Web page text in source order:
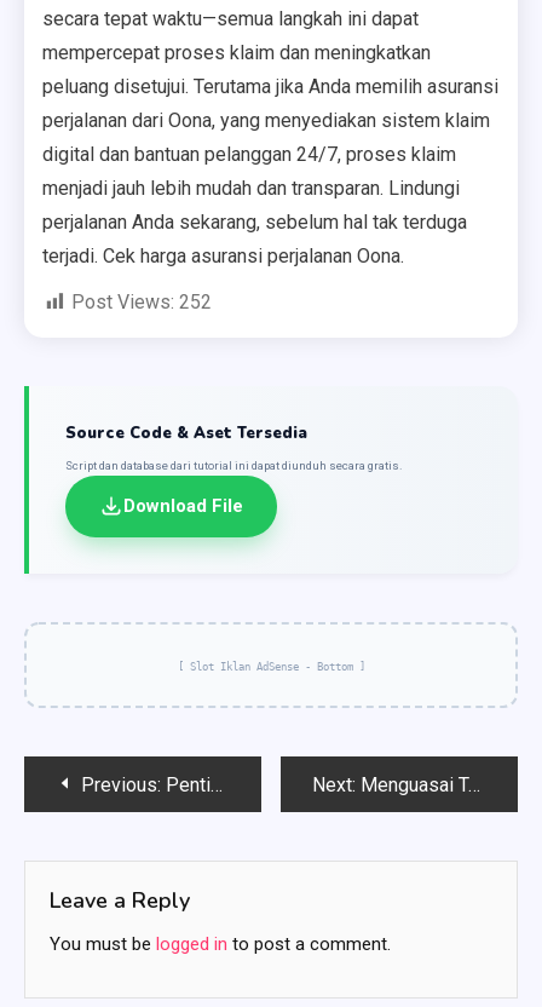
secara tepat waktu—semua langkah ini dapat
mempercepat proses klaim dan meningkatkan
peluang disetujui. Terutama jika Anda memilih asuransi
perjalanan dari Oona, yang menyediakan sistem klaim
digital dan bantuan pelanggan 24/7, proses klaim
menjadi jauh lebih mudah dan transparan. Lindungi
perjalanan Anda sekarang, sebelum hal tak terduga
terjadi. Cek harga asuransi perjalanan Oona.
Post Views: 252
Source Code & Aset Tersedia
Script dan database dari tutorial ini dapat diunduh secara gratis.
Download File
[ Slot Iklan AdSense - Bottom ]
PostPrevious: Pentingnya Itinerary dalam Perjalanan yang Lancar dan Berkesan Next: Menguasai Tabel Pivot dan VLOOKUP di Excel: Panduan Lengkap untuk Analisis Data
Leave a Reply
You must be logged in to post a comment.